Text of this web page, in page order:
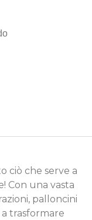
ciò che serve a
Con una vasta
palloncini
trasformare